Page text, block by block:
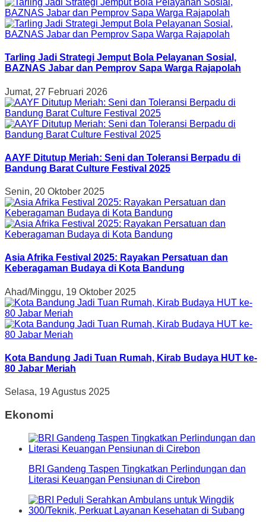
Tarling Jadi Strategi Jemput Bola Pelayanan Sosial,
BAZNAS Jabar dan Pemprov Sapa Warga Rajapolah
Jumat, 27 Februari 2026
AAYF Ditutup Meriah: Seni dan Toleransi Berpadu di
Bandung Barat Culture Festival 2025
Senin, 20 Oktober 2025
Asia Afrika Festival 2025: Rayakan Persatuan dan
Keberagaman Budaya di Kota Bandung
Ahad/Minggu, 19 Oktober 2025
Kota Bandung Jadi Tuan Rumah, Kirab Budaya HUT ke-
80 Jabar Meriah
Selasa, 19 Agustus 2025
Ekonomi
BRI Gandeng Taspen Tingkatkan Perlindungan dan
Literasi Keuangan Pensiunan di Cirebon